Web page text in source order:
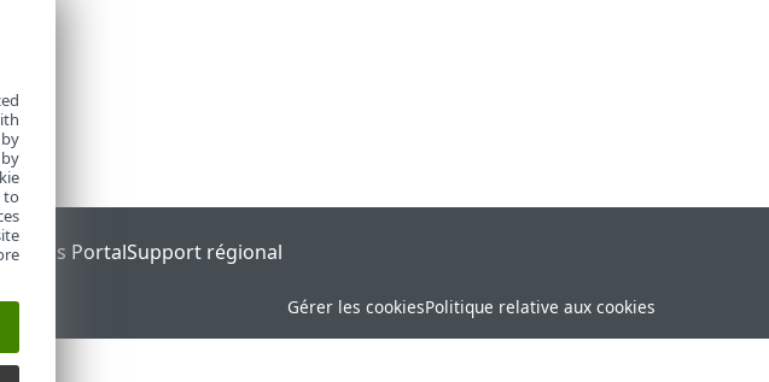
Status PortalSupport régional
Gérer les cookiesPolitique relative aux cookies
to